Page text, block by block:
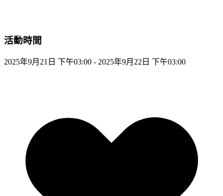
活動時間
2025年9月21日 下午03:00 - 2025年9月22日 下午03:00